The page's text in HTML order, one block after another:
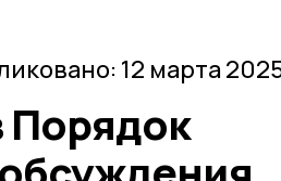
12 марта
Порядок